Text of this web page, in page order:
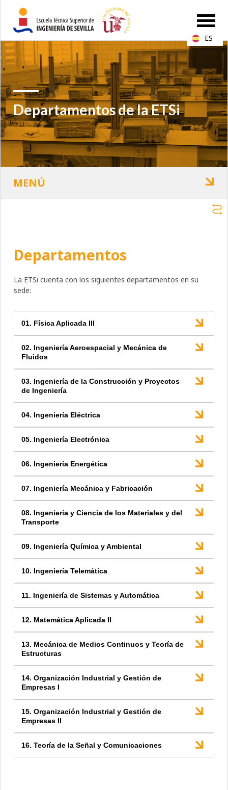
Departamentos de la ETSi
Departamentos
La ETSi cuenta con los siguientes departamentos en su
sede:
01. Física Aplicada III
02. Ingeniería Aeroespacial y Mecánica de
Fluidos
03. Ingeniería de la Construcción y Proyectos
de Ingeniería
04. Ingeniería Eléctrica
05. Ingeniería Electrónica
06. Ingeniería Energética
07. Ingeniería Mecánica y Fabricación
08. Ingeniería y Ciencia de los Materiales y del
Transporte
09. Ingeniería Química y Ambiental
10. Ingeniería Telemática
11. Ingeniería de Sistemas y Automática
12. Matemática Aplicada II
13. Mecánica de Medios Continuos y Teoría de
Estructuras
14. Organización Industrial y Gestión de
Empresas I
15. Organización Industrial y Gestión de
Empresas II
16. Teoría de la Señal y Comunicaciones
ES